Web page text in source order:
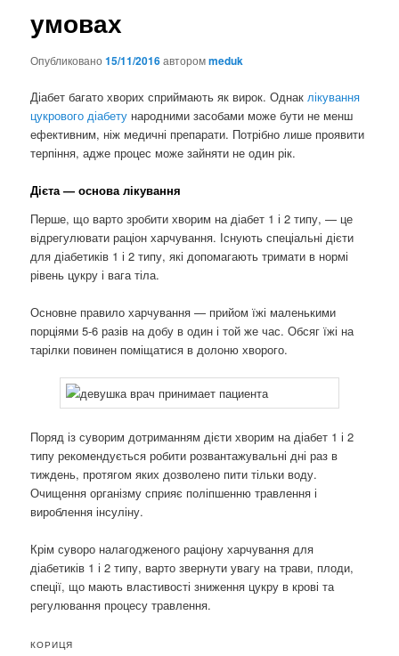
умовах
Опубликовано15/11/2016авторомmeduk
Діабет багато хворих сприймають як вирок. Однаклікування
цукрового діабету народними засобами може бути не менш
ефективним, ніж медичні препарати. Потрібно лише проявити
терпіння, адже процес може зайняти не один рік.
Дієта — основа лікування
Перше, що варто зробити хворим на діабет 1 і 2 типу, — це
відрегулювати раціон харчування. Існують спеціальні дієти
для діабетиків 1 і 2 типу, які допомагають тримати в нормі
рівень цукру і вага тіла.
Основне правило харчування — прийом їжі маленькими
порціями 5-6 разів на добу в один і той же час. Обсяг їжі на
тарілки повинен поміщатися в долоню хворого.
Поряд із суворим дотриманням дієти хворим на діабет 1 і 2
типу рекомендується робити розвантажувальні дні раз в
тиждень, протягом яких дозволено пити тільки воду.
Очищення організму сприяє поліпшенню травлення і
вироблення інсуліну.
Крім суворо налагодженого раціону харчування для
діабетиків 1 і 2 типу, варто звернути увагу на трави, плоди,
спеції, що мають властивості зниження цукру в крові та
регулювання процесу травлення.
КОРИЦЯ